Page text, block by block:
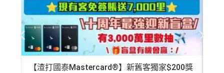
【渣打國泰Mastercard®】新舊客獨家$200獎